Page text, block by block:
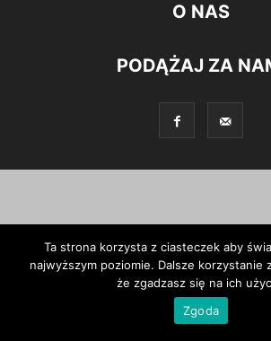
O NAS
PODĄŻAJ ZA
Ta strona korzysta z ciasteczek aby
najwyższym poziomie. Dalsze korzystanie
że zgadzasz się na ich
Zgoda